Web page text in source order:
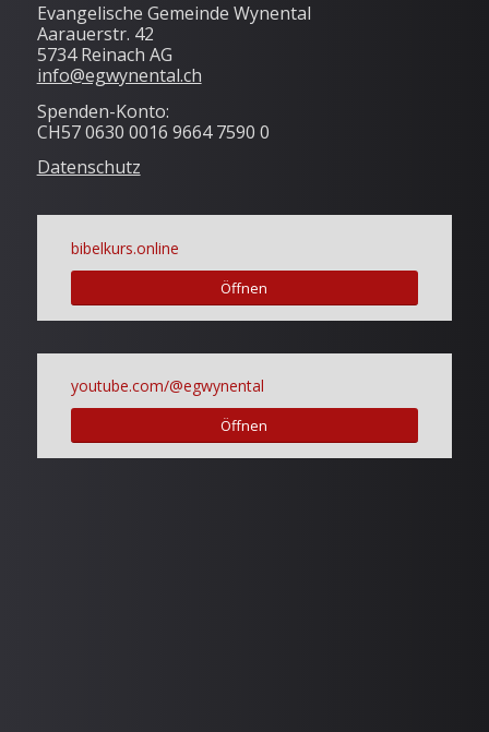
Evangelische Gemeinde Wynental
Aarauerstr. 42
5734 Reinach AG
info@egwynental.ch
Spenden-Konto:
CH57 0630 0016 9664 7590 0
Datenschutz
bibelkurs.online
Öffnen
youtube.com/@egwynental
Öffnen